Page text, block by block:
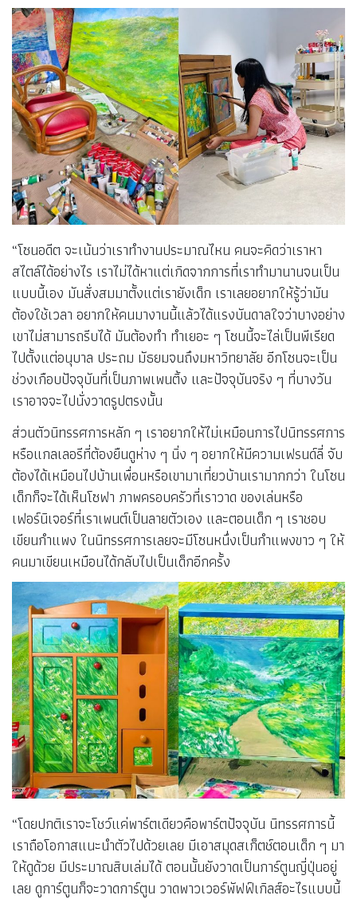
“โซนอดีต จะเน้นว่าเราทำงานประมาณไหน คนจะคิดว่าเราหา
สไตล์ได้อย่างไร เราไม่ได้หาแต่เกิดจากการที่เราทำมานานจนเป็น
แบบนี้เอง มันสั่งสมมาตั้งแต่เรายังเด็ก เราเลยอยากให้รู้ว่ามัน
ต้องใช้เวลา อยากให้คนมางานนี้แล้วได้แรงบันดาลใจว่าบางอย่าง
เขาไม่สามารถรีบได้ มันต้องทำ ทำเยอะ ๆ โซนนี้จะไล่เป็นพีเรียด
ไปตั้งแต่อนุบาล ประถม มัธยมจนถึงมหาวิทยาลัย อีกโซนจะเป็น
ช่วงเกือบปัจจุบันที่เป็นภาพเพนติ้ง และปัจจุบันจริง ๆ ที่บางวัน
เราอาจจะไปนั่งวาดรูปตรงนั้น
ส่วนตัวนิทรรศการหลัก ๆ เราอยากให้ไม่เหมือนการไปนิทรรศการ
หรือแกลเลอรีที่ต้องยืนดูห่าง ๆ นิ่ง ๆ อยากให้มีความเฟรนด์ลี่ จับ
ต้องได้เหมือนไปบ้านเพื่อนหรือเขามาเที่ยวบ้านเรามากกว่า ในโซน
เด็กก็จะได้เห็นโซฟา ภาพครอบครัวที่เราวาด ของเล่นหรือ
เฟอร์นิเจอร์ที่เราเพนต์เป็นลายตัวเอง และตอนเด็ก ๆ เราชอบ
เขียนกำแพง ในนิทรรศการเลยจะมีโซนหนึ่งเป็นกำแพงขาว ๆ ให้
คนมาเขียนเหมือนได้กลับไปเป็นเด็กอีกครั้ง
“โดยปกติเราจะโชว์แค่พาร์ตเดียวคือพาร์ตปัจจุบัน นิทรรศการนี้
เราถือโอกาสแนะนำตัวไปด้วยเลย มีเอาสมุดสเก็ตช์ตอนเด็ก ๆ มา
ให้ดูด้วย มีประมาณสิบเล่มได้ ตอนนั้นยังวาดเป็นการ์ตูนญี่ปุ่นอยู่
เลย ดูการ์ตูนก็จะวาดการ์ตูน วาดพาวเวอร์พัฟฟ์เกิลส์อะไรแบบนี้